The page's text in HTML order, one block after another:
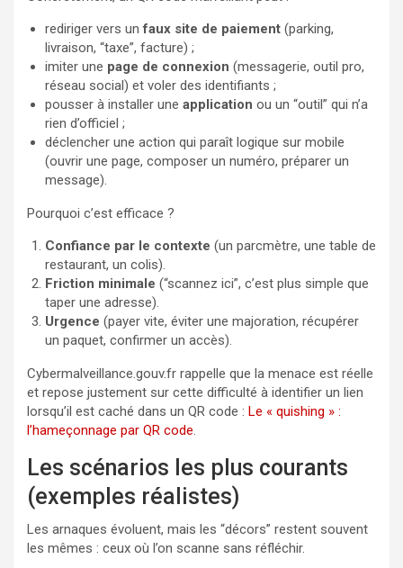
rediriger vers unfaux site de paiement (parking,
livraison, “taxe”, facture) ;
imiter une page de connexion (messagerie, outil pro,
réseau social) et voler des identifiants ;
pousser à installer une application ou un “outil” qui n’a
rien d’officiel ;
déclencher une action qui paraît logique sur mobile
(ouvrir une page, composer un numéro, préparer un
message).
Pourquoi c’est efficace ?
Confiance par le contexte (un parcmètre, une table de
restaurant, un colis).
Friction minimale (“scannez ici”, c’est plus simple que
taper une adresse).
Urgence (payer vite, éviter une majoration, récupérer
un paquet, confirmer un accès).
Cybermalveillance.gouv.fr rappelle que la menace est réelle
et repose justement sur cette difficulté à identifier un lien
lorsqu’il est caché dans un QR code : Le « quishing » :
l’hameçonnage par QR code.
Les scénarios les plus courants
(exemples réalistes)
Les arnaques évoluent, mais les “décors” restent souvent
les mêmes : ceux où l’on scanne sans réfléchir.